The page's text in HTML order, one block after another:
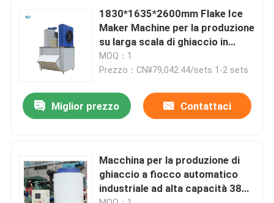
Controllo della qualità
Chiedi un preventivo
Macchine per ghiaccio a tubo
macchine per il ghiaccio a grandi cubi
1830*1635*2600mm Flake Ice
Maker Machine per la produzione
su larga scala di ghiaccio in
impianti di produzione
MOQ：1
Prezzo：CN¥79,042.44/sets 1-2 sets
Miglior prezzo Contattaci
Macchina per la produzione di
ghiaccio a fiocco automatico
industriale ad alta capacità 380V